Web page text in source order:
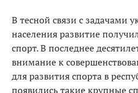
В тесной связи с задачами
населения развитие
спорт. В последнее
внимание к
для развития спорта в
появились такие крупные